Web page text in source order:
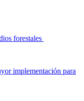
forestales
implementación para